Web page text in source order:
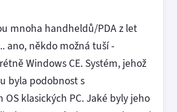
mnoha handheldů/PDA z let
ano, někdo možná tuší -
Windows CE. Systém, jehož
byla podobnost s
OS klasických PC. Jaké byly jeho